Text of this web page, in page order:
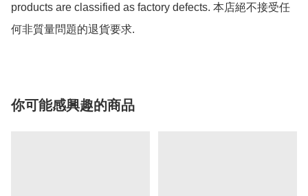
products are classified as factory defects. 本店絕不接受任
何非質量問題的退貨要求.
你可能感興趣的商品